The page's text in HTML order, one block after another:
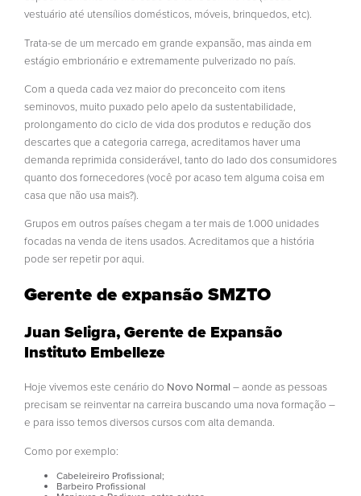
vestuário até utensílios domésticos, móveis, brinquedos, etc).
Trata-se de um mercado em grande expansão, mas ainda em
estágio embrionário e extremamente pulverizado no país.
Com a queda cada vez maior do preconceito com itens
seminovos, muito puxado pelo apelo da sustentabilidade,
prolongamento do ciclo de vida dos produtos e redução dos
descartes que a categoria carrega, acreditamos haver uma
demanda reprimida considerável, tanto do lado dos consumidores
quanto dos fornecedores (você por acaso tem alguma coisa em
casa que não usa mais?).
Grupos em outros países chegam a ter mais de 1.000 unidades
focadas na venda de itens usados. Acreditamos que a história
pode ser repetir por aqui.
Gerente de expansão SMZTO
Juan Seligra, Gerente de Expansão
Instituto Embelleze
Hoje vivemos este cenário do Novo Normal – aonde as pessoas
precisam se reinventar na carreira buscando uma nova formação –
e para isso temos diversos cursos com alta demanda.
Como por exemplo:
Cabeleireiro Profissional;
Barbeiro Profissional